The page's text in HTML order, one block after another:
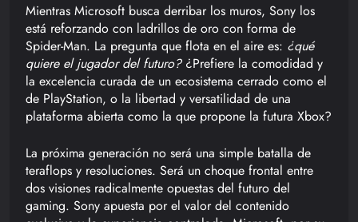
Mientras Microsoft busca derribar los muros, Sony los
está reforzando con ladrillos de oro con forma de
Spider-Man. La pregunta que flota en el aire es: ¿qué
quiere el jugador del futuro?¿Prefiere la comodidad y
la excelencia curada de un ecosistema cerrado como el
de PlayStation, o la libertad y versatilidad de una
plataforma abierta como la que propone la futura Xbox?
La próxima generación no será una simple batalla de
teraflops y resoluciones. Será un choque frontal entre
dos visiones radicalmente opuestas del futuro del
gaming. Sony apuesta por el valor del contenido